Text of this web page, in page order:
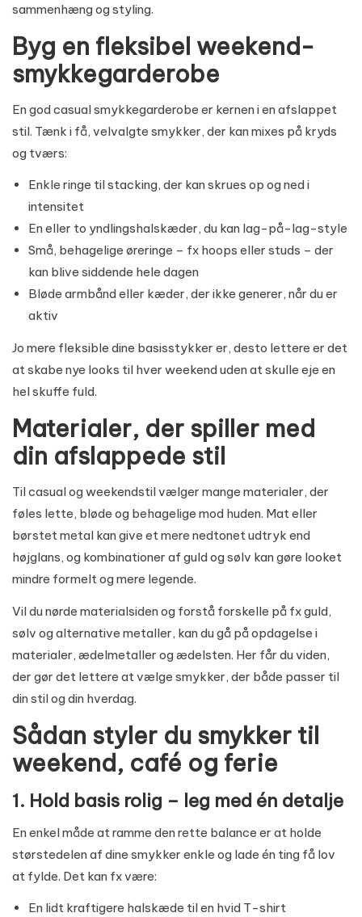
sammenhæng og styling.
Byg en fleksibel weekend-
smykkegarderobe
En god casual smykkegarderobe er kernen i en afslappet
stil. Tænk i få, velvalgte smykker, der kan mixes på kryds
og tværs:
Enkle ringe til stacking, der kan skrues op og ned i
intensitet
En eller to yndlingshalskæder, du kan lag-på-lag-style
Små, behagelige øreringe – fx hoops eller studs – der
kan blive siddende hele dagen
Bløde armbånd eller kæder, der ikke generer, når du er
aktiv
Jo mere fleksible dine basisstykker er, desto lettere er det
at skabe nye looks til hver weekend uden at skulle eje en
hel skuffe fuld.
Materialer, der spiller med
din afslappede stil
Til casual og weekendstil vælger mange materialer, der
føles lette, bløde og behagelige mod huden. Mat eller
børstet metal kan give et mere nedtonet udtryk end
højglans, og kombinationer af guld og sølv kan gøre looket
mindre formelt og mere legende.
Vil du nørde materialsiden og forstå forskelle på fx guld,
sølv og alternative metaller, kan du gå på opdagelse i
materialer, ædelmetaller og ædelsten. Her får du viden,
der gør det lettere at vælge smykker, der både passer til
din stil og din hverdag.
Sådan styler du smykker til
weekend, café og ferie
1. Hold basis rolig – leg med én detalje
En enkel måde at ramme den rette balance er at holde
størstedelen af dine smykker enkle og lade én ting få lov
at fylde. Det kan fx være:
En lidt kraftigere halskæde til en hvid T-shirt